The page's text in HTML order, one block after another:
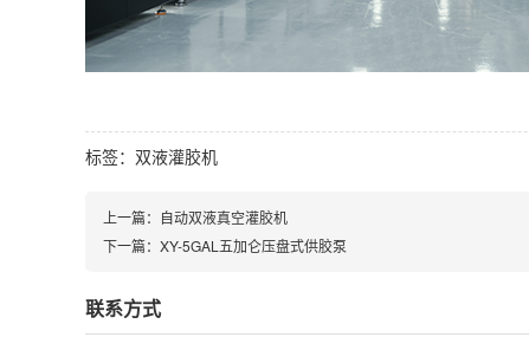
标签： 双液灌胶机
上一篇： 自动双液真空灌胶机
下一篇： XY-5GAL五加仑压盘式供胶泵
联系方式